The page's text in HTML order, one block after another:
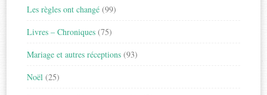
Les règles ont changé (99)
Livres – Chroniques (75)
Mariage et autres réceptions (93)
Noël (25)